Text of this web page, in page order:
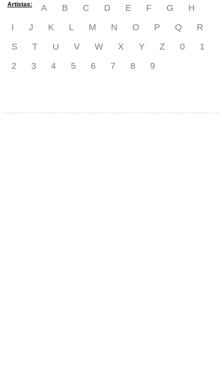
Artistas: A B C D E F G
H
I
J K L M N O P Q
R
S
T U V W X Y Z 0
1
2
3 4 5 6 7 8 9